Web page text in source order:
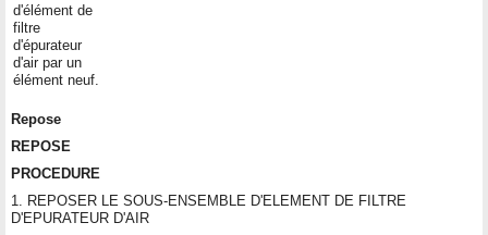
d'élément de
filtre
d'épurateur
d'air par un
élément neuf.
Repose
REPOSE
PROCEDURE
1. REPOSER LE SOUS-ENSEMBLE D'ELEMENT DE FILTRE
D'EPURATEUR D'AIR